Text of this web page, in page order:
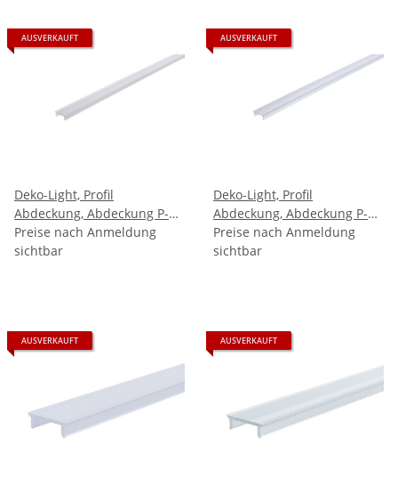
AUSVERKAUFT
Deko-Light, Profil
Abdeckung, Abdeckung P-
01-08, Kunststoff, Satiniert
40% Transmission, Tiefe:
Preise nach Anmeldung
sichtbar
AUSVERKAUFT
Deko-Light, Profil
Abdeckung, Abdeckung P-
01-08, Kunststoff,
Teiltransparent 75%
Preise nach Anmeldung
sichtbar
AUSVERKAUFT AUSVERKAUFT